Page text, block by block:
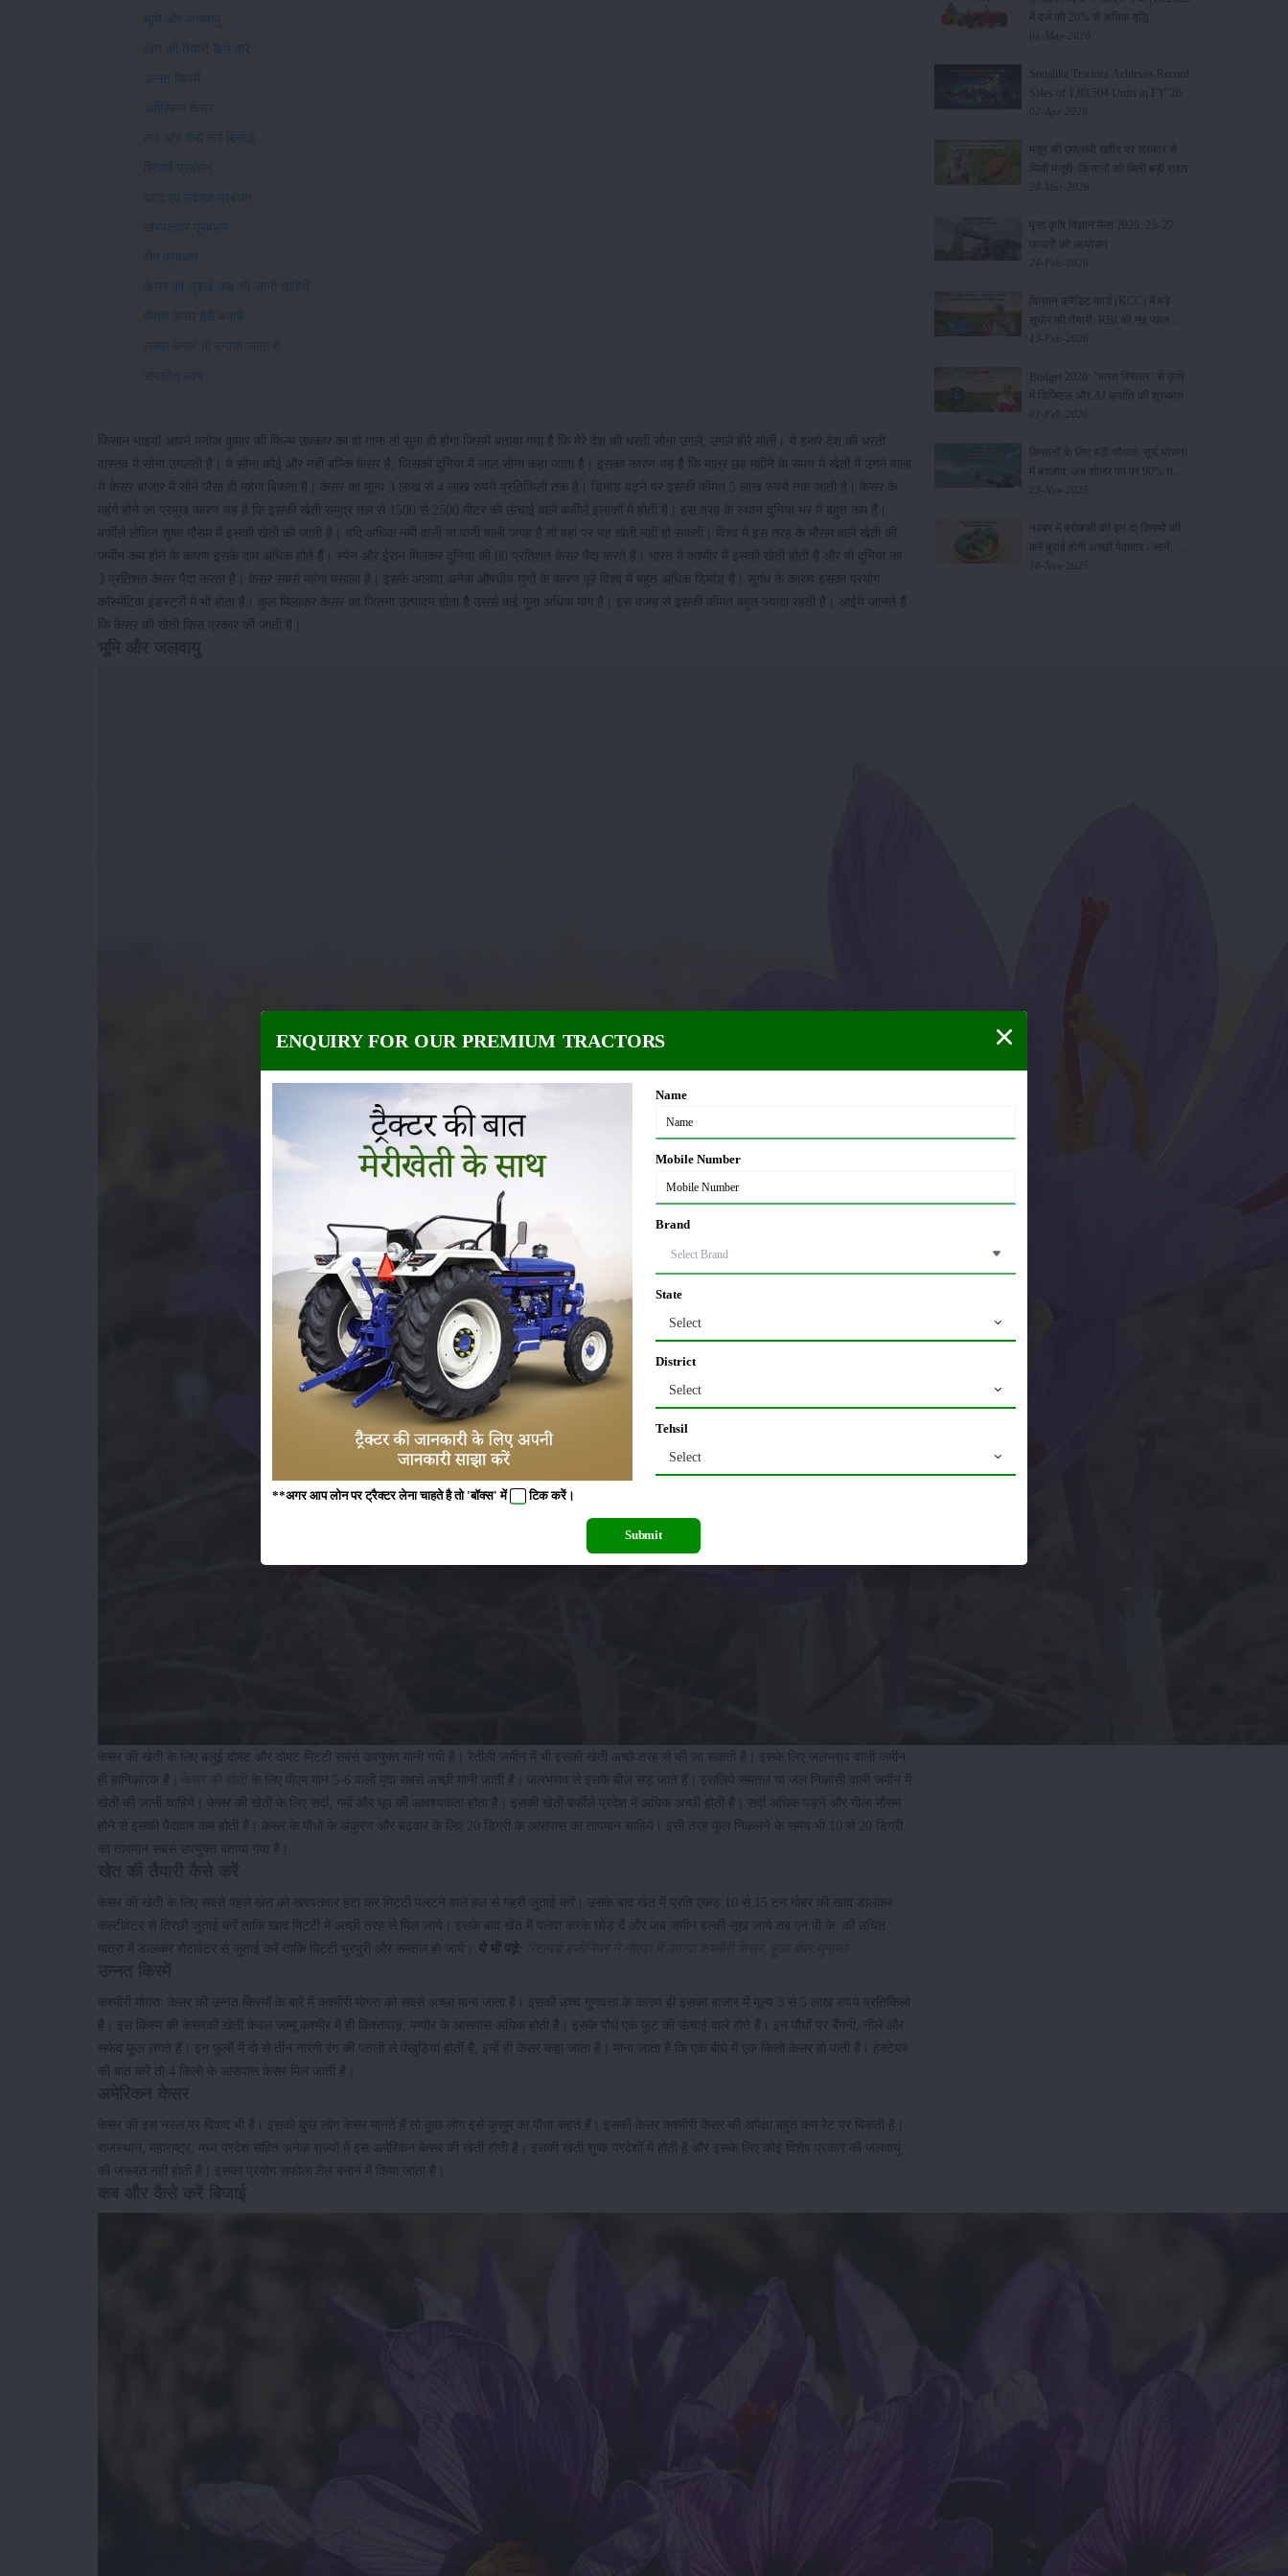
भूमि और जलवायु
खेत की तैयारी कैसे करें
उन्नत किस्में
अमेरिकन केसर
कब और कैसे करें बिजाई
सिंचाई प्रबंधन
खाद एवं उर्वरक प्रबंधन
खरपतवार प्रबंधन
रोग प्रबंधन
केसर की तुड़ाई कब की जानी चाहिये
मोगरा केसर ऐसे बनायें
लच्छा केसर भी बनाया जाता है
संभावित लाभ
किसान भाइयों आपने मनोज कुमार की फिल्म उपकार का वो गाना तो सुना ही होगा जिसमें बताया गया है कि मेरे देश की धरती सोना उगले, उगले हीरे मोती। ये हमारे देश की धरती
वास्तव में सोना उगलती है। ये सोना कोई और नहीं बल्कि केसर है, जिसको दुनिया में लाल सोना कहा जाता है। इसका कारण यह है कि मात्र छह महीने के समय में खेतों में उगने वाला
ये केसर बाजार में सोने जैसा ही महंगा बिकता है। केसर का मूल्य 3 लाख से 4 लाख रुपये प्रतिकिलो तक है। डिमांड बढ़ने पर इसकी कीमत 5 लाख रुपये तक जाती है। केसर के
महंगे होने का प्रमुख कारण यह है कि इसकी खेती समुद्र तल से 1500 से 2500 मीटर की ऊंचाई वाले बर्फीले इलाकों में होती है। इस तरह के स्थान दुनिया भर में बहुत कम हैं।
बर्फीले लेकिन शुष्क मौसम में इसकी खेती की जाती है। यदि अधिक नमी वाली या पानी वाली जगह है तो वहां पर यह खेती नहीं हो सकती। विश्व में इस तरह के मौसम वाले खेती की
जमीन कम होने के कारण इसके दाम अधिक होते हैं। स्पेन और ईरान मिलकर दुनिया की 80 प्रतिशत केसर पैदा करते हैं। भारत में कश्मीर में इसकी खेती होती है और वो दुनिया का
3 प्रतिशत केसर पैदा करता है। केसर सबसे महंगा मसाला है। इसके अलावा अनेक औषधीय गुणों के कारण पूरे विश्व में बहुत अधिक डिमांड है। सुगंध के कारण इसका प्रयोग
कॉस्मेटिक इंडस्ट्री में भी होता है। कुल मिलाकर केसर का जितना उत्पादन होता है उससे कई गुना अधिक मांग है। इस वजह से इसकी कीमत बहुत ज्यादा रहती है। आईये जानते हैं
कि केसर की खेती किस प्रकार की जाती है।
केसर की खेती के लिए बलुई दोमट और दोमट मिट्टी सबसे उपयुक्त मानी गयी है। रेतीली जमीन में भी इसकी खेती अच्छे तरह से की जा सकती है। इसके लिए जलभराव वाली जमीन
ही हानिकारक है।
केसर की खेती
के लिए पीएम मान 5-6 वाली मृदा सबसे अच्छी मानी जाती है। जलभराव से इसके बीज सड़ जाते हैं। इसलिये समतल या जल निकासी वाली जमीन में
खेती की जानी चाहिये। केसर की खेती के लिए सर्दी, गर्मी और धूप की आवश्यकता होता है। इसकी खेती बर्फीले प्रदेश में अधिक अच्छी होती है। सर्दी अधिक पड़ने और गीला मौसम
होने से इसकी पैदावार कम होती है। केसर के पौधों के अंकुरण और बढ़वार के लिए 20 डिग्री के आसपास का तापमान चाहिये। इसी तरह फूल निकलने के समय भी 10 से 20 डिग्री
का तापमान सबसे उपयुक्त बताया गया है।
केसर की खेती के लिए सबसे पहले खेत को खरपतवार हटा कर मिट्टी पलटने वाले हल से गहरी जुताई करें। उसके बाद खेत में प्रति एकड़ 10 से 15 टन गोबर की खाद डालकर
कल्टीवेटर से तिरछी जुताई करें ताकि खाद मिट्टी में अच्छी तरह से मिल जाये। इसके बाद खेत में पलेवा करके छोड़ दें और जब जमीन हल्की सूख जाये तब एन.पी.के. की उचित
मात्रा में डालकर रोटावेटर से जुताई करें ताकि मिट्टी भुरभुरी और समतल हो जाये।
ये भी पढ़े: रिटायर्ड इंजीनियर ने नोएडा में उगाया कश्मीरी केसर, हुआ बंपर मुनाफा
कश्मीरी मोगरा: केसर की उन्नत किस्मों के बारे में कश्मीरी मोगरा को सबसे अच्छा माना जाता है। इसकी उच्च गुणवत्ता के कारण ही इसका बाजार में मूल्य 3 से 5 लाख रुपये प्रतिकिलो
है। इस किस्म की केसरकी खेती केवल जम्मू कश्मीर में ही किश्तवाड़, पम्पोर के आसपास अधिक होती है। इसके पौधे एक फुट की ऊंचाई वाले होते हैं। इन पौधों पर बैंगनी, नीले और
सफेद फूल लगते हैं। इन फूलों में दो से तीन नारंगी रंग की पतली से पंखुड़ियां होतीं है, इन्हें ही केसर कहा जाता है। माना जाता है कि एक बीघे में एक किलो केसर हो पाती है। हेक्टेयर
की बात करें तो 4 किलो के आसपास केसर मिल जाती है।
केसर की इस नस्ल पर विवाद भी है। इसको कुछ लोग केसर मानते हैं तो कुछ लोग इसे कुसुम का पौधा कहते हैं। इसकी केसर कश्मीरी केसर की अपेक्षा बहुत कम रेट पर बिकती है।
राजस्थान, महाराष्ट्र, मध्य प्रदेश सहित अनेक राज्यों में इस अमेरिकन केसर की खेती होती है। इसकी खेती शुष्क प्रदेशों में होती है और इसके लिए कोई विशेष प्रकार की जलवायु
की जरूरत नहीं होती है। इसका प्रयोग सफोला तेल बनाने में किया जाता है।
में दर्ज की 20% से अधिक वृद्धि
01-May-2026
Sonalika Tractors Achieves Record
Sales of 1,80,504 Units in FY’26
02-Apr-2026
मसूर की एमएसपी खरीद पर सरकार से
मिली मंजूरी: किसानों को मिली बड़ी राहत
28-Mar-2026
पूसा कृषि विज्ञान मेला 2026: 25–27
फरवरी को आयोजन
24-Feb-2026
किसान क्रेडिट कार्ड (KCC) में बड़े
सुधार की तैयारी: RBI की नई पहल से
किसानों को मिलेगा फायदा
13-Feb-2026
Budget 2026: ‘भारत विस्तार’ से कृषि
में डिजिटल और AI क्रांति की शुरुआत
01-Feb-2026
किसानों के लिए बड़ी सौगात: सूर्य योजना
में बदलाव, अब सोलर पंप पर 90% तक
सब्सिडी!
23-Nov-2025
नवंबर में ब्रोकली की इन दो किस्मो की
करें बुवाई होगी अच्छी पैदावार - जानें, पूरी
जानकारी
18-Nov-2025
ENQUIRY FOR OUR PREMIUM TRACTORS
Name
Mobile Number
Brand
State
Select
District
Select
Tehsil
Select
**अगर आप लोन पर ट्रैक्टर लेना चाहते है तो 'बॉक्स' में टिककरें।
Submit